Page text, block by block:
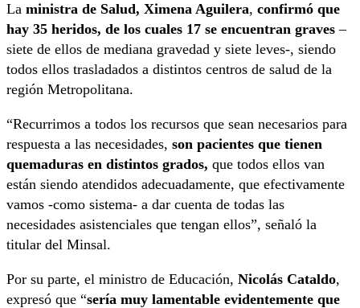
La ministra de Salud, Ximena Aguilera, confirmó que
hay 35 heridos, de los cuales 17 se encuentran graves –
siete de ellos de mediana gravedad y siete leves-, siendo
todos ellos trasladados a distintos centros de salud de la
región Metropolitana.
“Recurrimos a todos los recursos que sean necesarios para
respuesta a las necesidades, son pacientes que tienen
quemaduras en distintos grados, que todos ellos van
están siendo atendidos adecuadamente, que efectivamente
vamos -como sistema- a dar cuenta de todas las
necesidades asistenciales que tengan ellos”, señaló la
titular del Minsal.
Por su parte, el ministro de Educación, Nicolás Cataldo,
expresó que “sería muy lamentable evidentemente que